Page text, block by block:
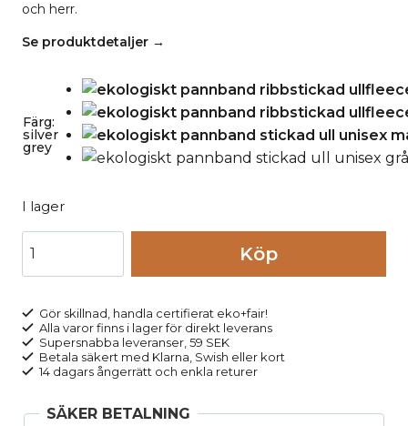
och herr.
Se produktdetaljer →
Färg:
silver
grey
I lager
ribbstickad
unisex
grå
mängd
Köp
Gör skillnad, handla certifierat eko+fair!
Alla varor finns i lager för direkt leverans
Supersnabba leveranser, 59 SEK
Betala säkert med Klarna, Swish eller kort
14 dagars ångerrätt och enkla returer
SÄKER BETALNING